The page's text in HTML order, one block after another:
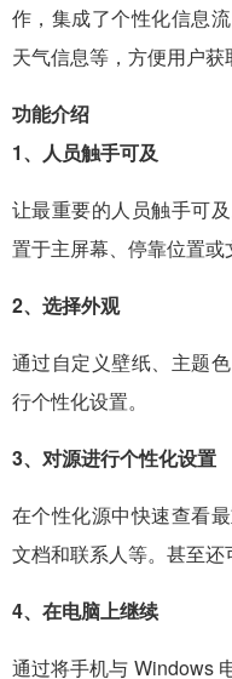
作，集成了个性化信息
天气信息等，方便用户获
功能介绍
1、人员触手可及
让最重要的人员触手可
置于主屏幕、停靠位置或
2、选择外观
通过自定义壁纸、主题
行个性化设置。
3、对源进行个性化设置
在个性化源中快速查看
文档和联系人等。甚至还
4、在电脑上继续
通过将手机与 Windows